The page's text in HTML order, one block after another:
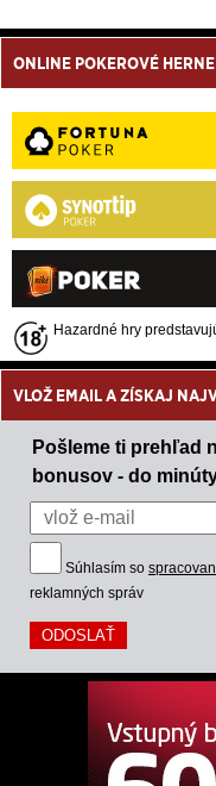
ONLINE POKEROVÉ HERNE
Hazardné hry
VLOŽ EMAIL A ZÍSKAJ
Pošleme ti prehľad
bonusov - do
Súhlasím so
reklamných správ